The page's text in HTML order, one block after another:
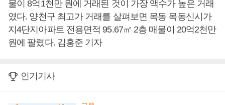
물이 8억1천만 원에 거래된 것이 가장 액수가 높은 거래
였다. 양천구 최고가 거래를 살펴보면 목동 목동신시가
지4단지아파트 전용면적 95.67㎡ 2층 매물이 20억2천만
원에 팔렸다. 김홍준 기자
인기기사